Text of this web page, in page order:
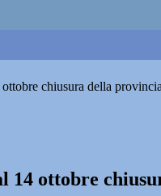
chiusura della
ottobre